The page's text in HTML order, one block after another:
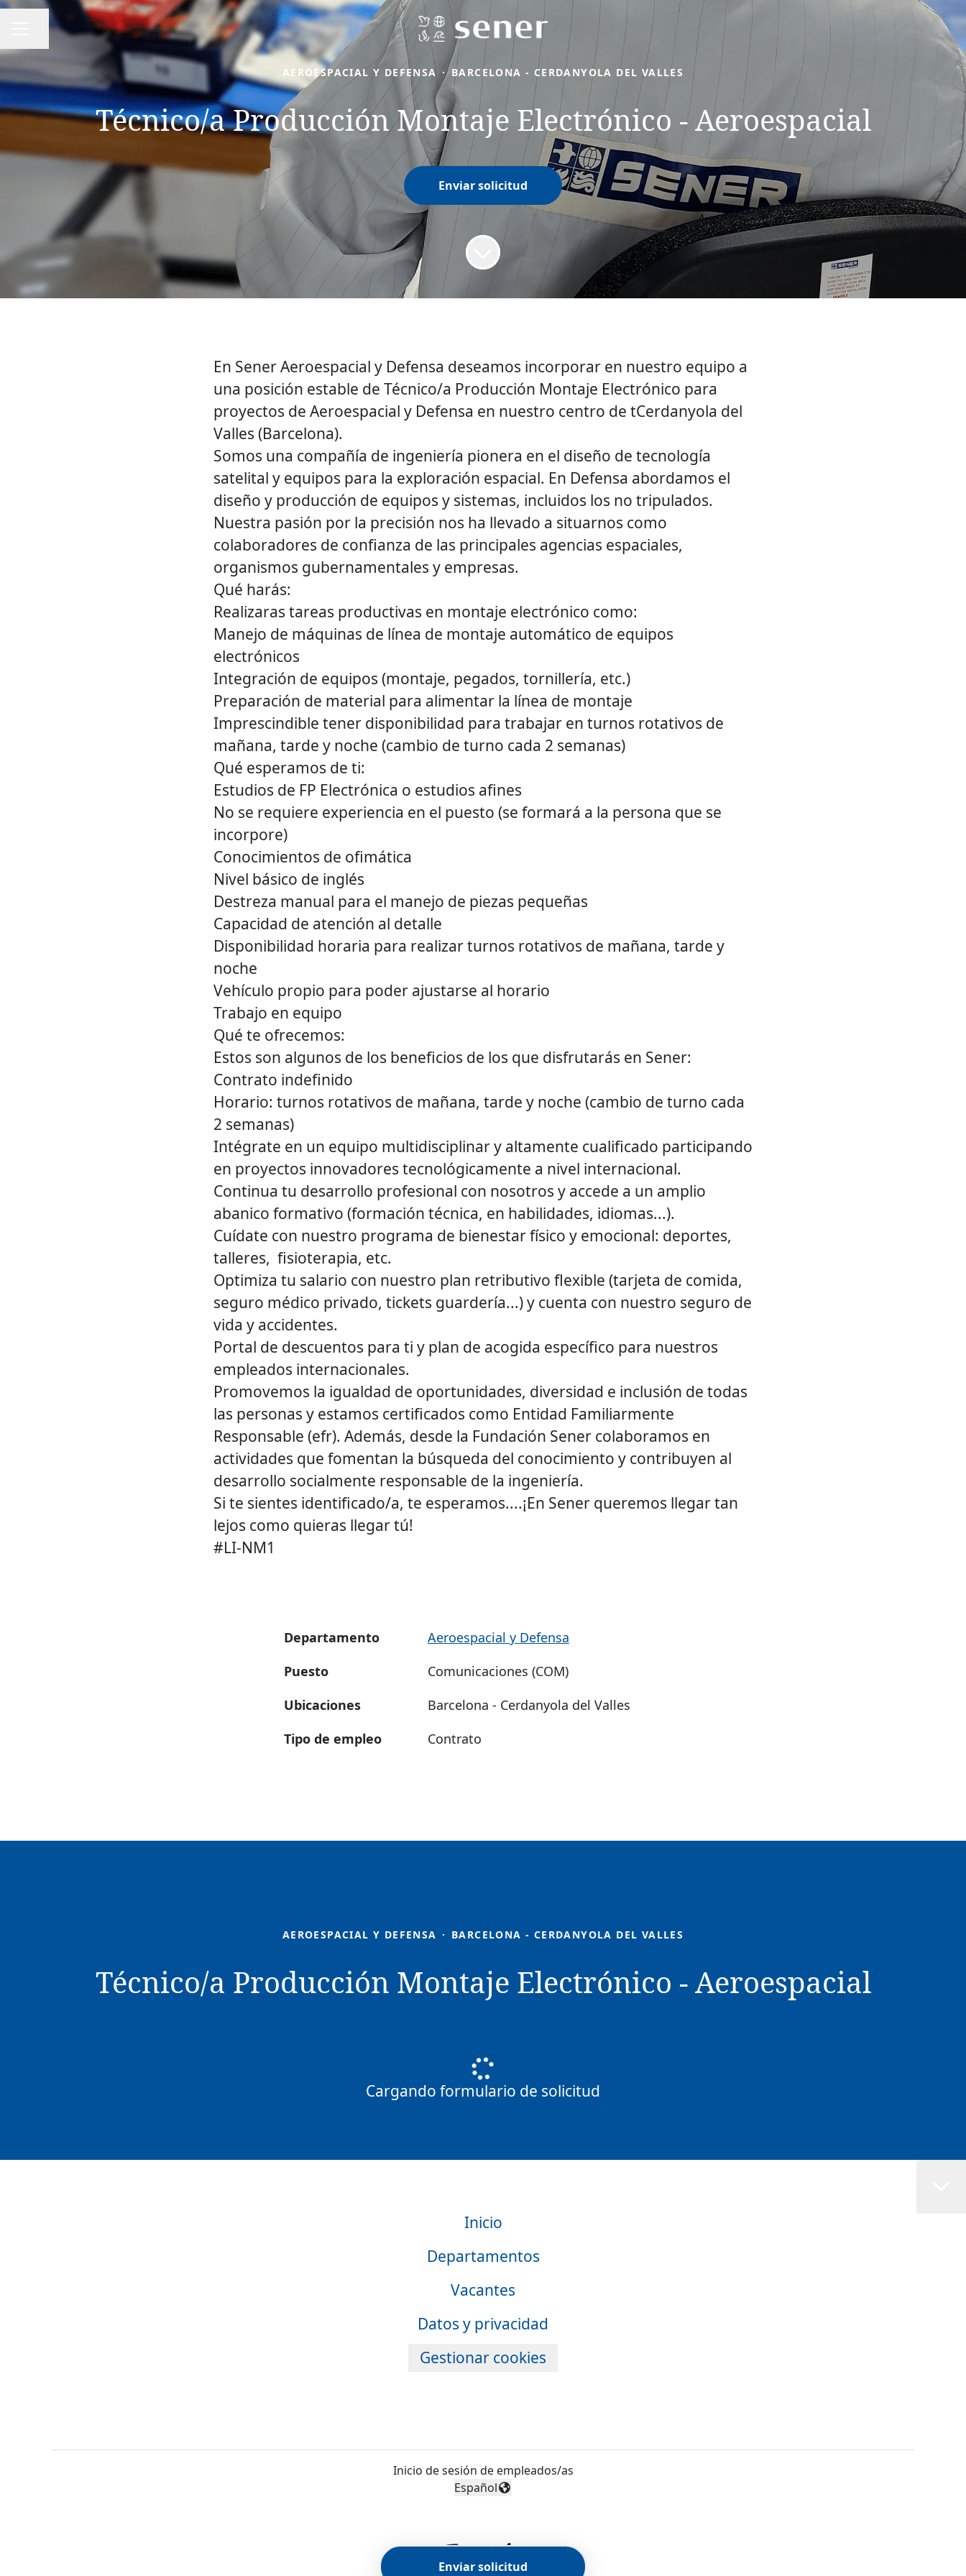
MENÚ DE EMPLEO
Compartir página
AEROESPACIAL Y DEFENSA · BARCELONA - CERDANYOLA DEL VALLES
Técnico/a Producción Montaje Electrónico - Aeroespacial
Enviar solicitud
En Sener Aeroespacial y Defensa deseamos incorporar en nuestro equipo a
una posición estable de Técnico/a Producción Montaje Electrónico para
proyectos de Aeroespacial y Defensa en nuestro centro de tCerdanyola del
Valles (Barcelona).
Somos una compañía de ingeniería pionera en el diseño de tecnología
satelital y equipos para la exploración espacial. En Defensa abordamos el
diseño y producción de equipos y sistemas, incluidos los no tripulados.
Nuestra pasión por la precisión nos ha llevado a situarnos como
colaboradores de confianza de las principales agencias espaciales,
organismos gubernamentales y empresas.
Qué harás:
Realizaras tareas productivas en montaje electrónico como:
Manejo de máquinas de línea de montaje automático de equipos
electrónicos
Integración de equipos (montaje, pegados, tornillería, etc.)
Preparación de material para alimentar la línea de montaje
Imprescindible tener disponibilidad para trabajar en turnos rotativos de
mañana, tarde y noche (cambio de turno cada 2 semanas)
Qué esperamos de ti:
Estudios de FP Electrónica o estudios afines
No se requiere experiencia en el puesto (se formará a la persona que se
incorpore)
Conocimientos de ofimática
Nivel básico de inglés
Destreza manual para el manejo de piezas pequeñas
Capacidad de atención al detalle
Disponibilidad horaria para realizar turnos rotativos de mañana, tarde y
noche
Vehículo propio para poder ajustarse al horario
Trabajo en equipo
Qué te ofrecemos:
Estos son algunos de los beneficios de los que disfrutarás en Sener:
Contrato indefinido
Horario: turnos rotativos de mañana, tarde y noche (cambio de turno cada
2 semanas)
Intégrate en un equipo multidisciplinar y altamente cualificado participando
en proyectos innovadores tecnológicamente a nivel internacional.
Continua tu desarrollo profesional con nosotros y accede a un amplio
abanico formativo (formación técnica, en habilidades, idiomas...).
Cuídate con nuestro programa de bienestar físico y emocional: deportes,
talleres, fisioterapia, etc.
Optimiza tu salario con nuestro plan retributivo flexible (tarjeta de comida,
seguro médico privado, tickets guardería...) y cuenta con nuestro seguro de
vida y accidentes.
Portal de descuentos para ti y plan de acogida específico para nuestros
empleados internacionales.
Promovemos la igualdad de oportunidades, diversidad e inclusión de todas
las personas y estamos certificados como Entidad Familiarmente
Responsable (efr). Además, desde la Fundación Sener colaboramos en
actividades que fomentan la búsqueda del conocimiento y contribuyen al
desarrollo socialmente responsable de la ingeniería.
Si te sientes identificado/a, te esperamos....¡En Sener queremos llegar tan
lejos como quieras llegar tú!
#LI-NM1
Departamento
Aeroespacial y Defensa
Puesto
Comunicaciones (COM)
Ubicaciones
Barcelona - Cerdanyola del Valles
Tipo de empleo
Contrato
Enviar solicitud
AEROESPACIAL Y DEFENSA · BARCELONA - CERDANYOLA DEL VALLES
Técnico/a Producción Montaje Electrónico - Aeroespacial
Cargando formulario de solicitud
Inicio
Departamentos
Vacantes
Datos y privacidad
Gestionar cookies
Inicio de sesión de empleados/as
Cambiar idioma
Español